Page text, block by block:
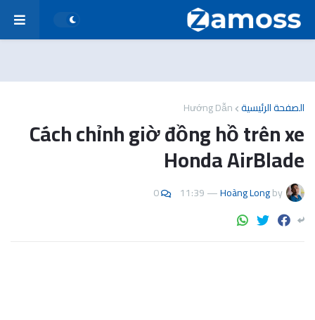
الصفحة الرئيسية Hướng Dẫn
Cách chỉnh giờ đồng hồ trên xe
Honda AirBlade
by
Hoàng Long
—
11:39
0